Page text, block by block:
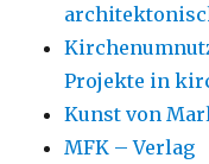
Projekte in
Kunst von
MFK – Verlag